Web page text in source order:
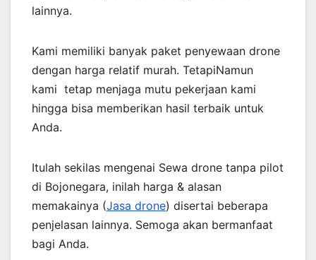
lainnya.
Kami memiliki banyak paket penyewaan drone
dengan harga relatif murah. TetapiNamun
kami tetap menjaga mutu pekerjaan kami
hingga bisa memberikan hasil terbaik untuk
Anda.
Itulah sekilas mengenai Sewa drone tanpa pilot
di Bojonegara, inilah harga & alasan
memakainya (Jasa drone) disertai beberapa
penjelasan lainnya. Semoga akan bermanfaat
bagi Anda.